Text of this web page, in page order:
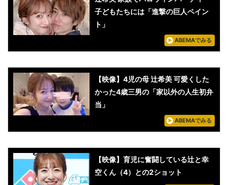
子どもたちには「進撃の巨人ペイン
ト」
ABEMAでみる
【映像】4児の母 辻󠄀希美 可愛くした
かった4歳三男の「家以外の人生初弁
当」
ABEMAでみる
【映像】育児に奮闘している辻と幸
空くん（4）との2ショット